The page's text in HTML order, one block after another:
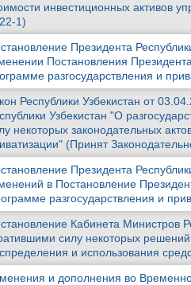
инвестиционных активов
1)
Президента
Постановления
разгосударствления и
Республики Узбекистан от
Узбекистан "О
некоторых законодательных
(Принят
Президента
в Постановление
разгосударствления и
Кабинета Министров
силу некоторых решений
и использования
и дополнения во